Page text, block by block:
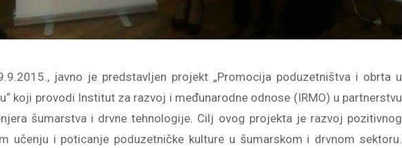
javno je predstavljen projekt „Promocija poduzetništva i obrta u
koji provodi Institut za razvoj i međunarodne odnose (IRMO) u partnerstvu
šumarstva i drvne tehnologije. Cilj ovog projekta je razvoj pozitivnog
učenju i poticanje poduzetničke kulture u šumarskom i drvnom sektoru.